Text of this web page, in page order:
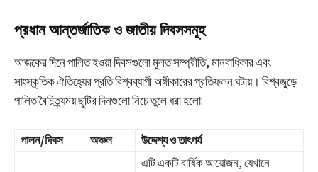
প্রধান আন্তর্জাতিক ও জাতীয় দিবসসমূহ
আজকের দিনে পালিত হওয়া দিবসগুলো মূলত সম্প্রীতি, মানবাধিকার এবং
সাংস্কৃতিক ঐতিহ্যের প্রতি বিশ্বব্যাপী অঙ্গীকারের প্রতিফলন ঘটায়। বিশ্বজুড়ে
পালিত বৈচিত্র্যময় ছুটির দিনগুলো নিচে তুলে ধরা হলো:
পালন/দিবস অঞ্চল উদ্দেশ্য ও তাৎপর্য
এটি একটি বার্ষিক আয়োজন, যেখানে